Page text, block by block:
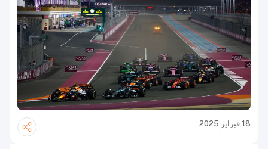
18 فبراير 2025